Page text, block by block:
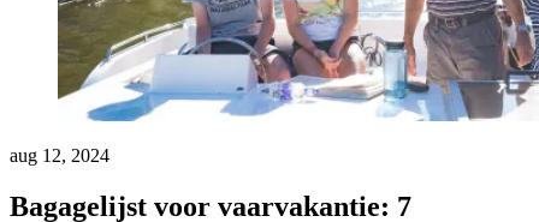
aug 12, 2024
Bagagelijst voor vaarvakantie: 7